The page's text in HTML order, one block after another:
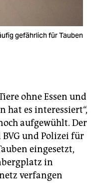
gefährlich für Tauben
ohne Essen und
hat es interessiert“,
aufgewühlt. Der
und Polizei für
eingesetzt,
in
verfangen